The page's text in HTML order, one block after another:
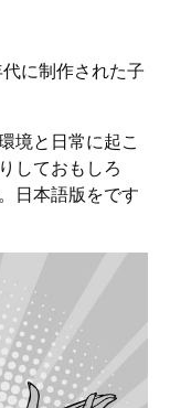
に制作された子
境と日常に起こ
しておもしろ
日本語版をです